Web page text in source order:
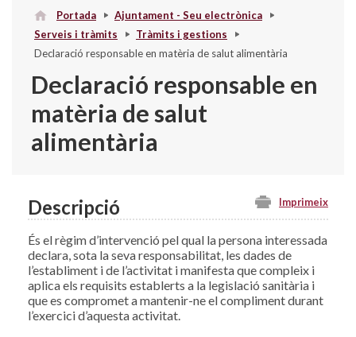
Portada
Ajuntament - Seu electrònica
Serveis i tràmits
Tràmits i gestions
Declaració responsable en matèria de salut alimentària
Declaració responsable en
matèria de salut
alimentària
Imprimeix
Descripció
És el règim d’intervenció pel qual la persona interessada
declara, sota la seva responsabilitat, les dades de
l’establiment i de l’activitat i manifesta que compleix i
aplica els requisits establerts a la legislació sanitària i
que es compromet a mantenir-ne el compliment durant
l’exercici d’aquesta activitat.